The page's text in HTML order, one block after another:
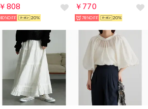
￥808
80%OFF 20%
￥770
78%OFF 20%